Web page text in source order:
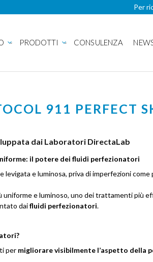
Per
PRODOTTI CONSULENZA
911 PERFECT
dai Laboratori DirectaLab
il potere dei fluidi perfezionatori
levigata e luminosa, priva di imperfezioni come
e luminoso, uno dei trattamenti più
daifluidi perfezionatori.
per migliorare visibilmente l’aspetto della